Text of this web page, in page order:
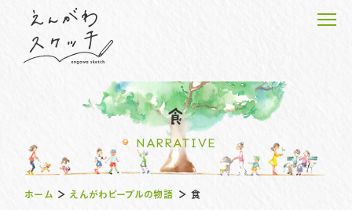
ホーム
食
NARRATIVE
ホーム ＞ えんがわピープルの物語 ＞ 食